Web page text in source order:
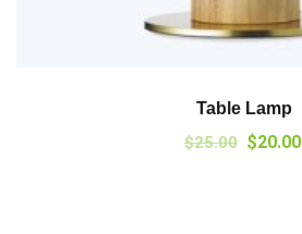
Table Lamp
$25.00 $20.00